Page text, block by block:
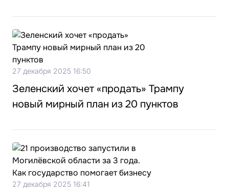
27 декабря 2025 16:50
Зеленский хочет «продать» Трампу
новый мирный план из 20 пунктов
27 декабря 2025 16:41